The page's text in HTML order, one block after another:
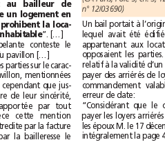
imposent au bailleur de
remettre au locataire un logement en
bon état d’usage et prohibent la loca-
tion d’un logement inhabitable
Considérant que l’appelante conteste le
Que les énonciations des parties sur le carac-
tère inhabitable du pavillon, mentionnées
au contrat, ne font foi cependant que jus-
qu’à la preuve contraire de leur sincérité,
laquelle peut être rapportée par tout
moyen; qu’en l’espèce cette mention
d’inhabitabilité est contredite par la facture
de travaux acquittés par la bailleresse le
n°12/03690)
erreur de date: